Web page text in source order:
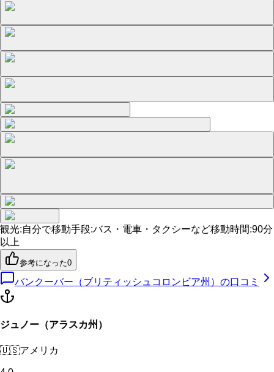
観光:自分で移動手段:バス・電車・タクシーなど移動時間:90分
以上
参考になった0
バンクーバー（ブリティッシュコロンビア州） の口コミ
ジュノー（アラスカ州）
🇺🇸アメリカ